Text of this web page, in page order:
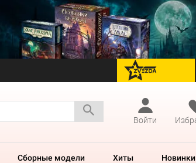
перейти на Zvezda
Войти
Сборные модели Хиты Новинки